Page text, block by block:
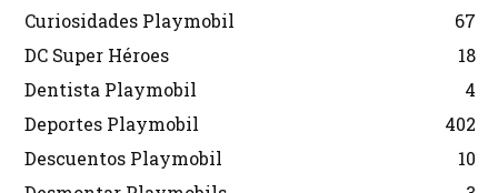
Curiosidades Playmobil
67
DC Super Héroes
18
Dentista Playmobil
4
Deportes Playmobil
402
Descuentos Playmobil
10